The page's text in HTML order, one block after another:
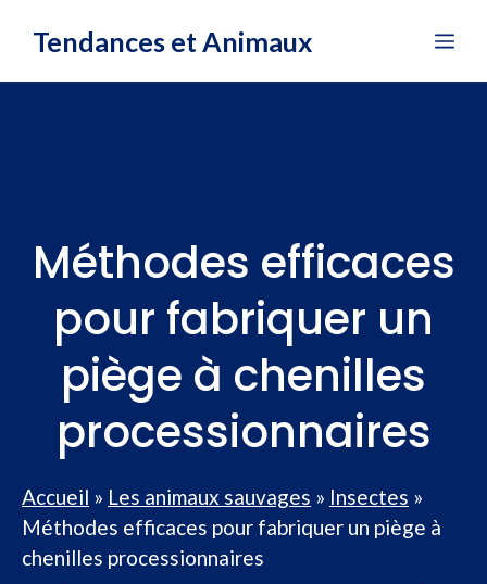
Tendances et Animaux
Méthodes efficaces
pour fabriquer un
piège à chenilles
processionnaires
Accueil » Les animaux sauvages » Insectes »
Méthodes efficaces pour fabriquer un piège à
chenilles processionnaires